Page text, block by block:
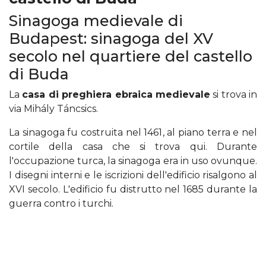
Sinagoga medievale di
Budapest: sinagoga del XV
secolo nel quartiere del castello
di Buda
La casa di preghiera ebraica medievale si trova in
via Mihály Táncsics.
La sinagoga fu costruita nel 1461, al piano terra e nel
cortile della casa che si trova qui. Durante
l'occupazione turca, la sinagoga era in uso ovunque.
I disegni interni e le iscrizioni dell'edificio risalgono al
XVI secolo. L'edificio fu distrutto nel 1685 durante la
guerra contro i turchi.